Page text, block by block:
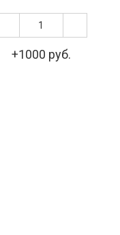
+1000 руб.